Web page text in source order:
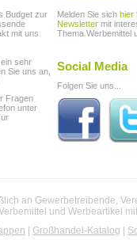
Budget zur
mit uns
sehr
Sie uns an,
Fragen
unter
Melden Sie sich hier
Newsletter mit
Thema Werbemittel
Social Media
Folgen Sie uns...
an Gewerbetreibende,
und Werbeartikel
Großhandel-Katalog